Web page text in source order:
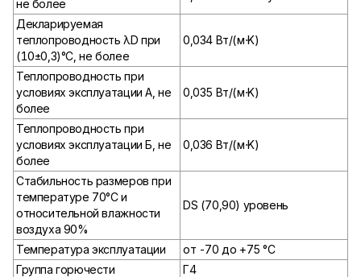
не более
Декларируемая
теплопроводность λD при
(10±0,3)°С, не более
0,034 Вт/(м⋅K)
Теплопроводность при
условиях эксплуатации А, не
более
0,035 Вт/(м⋅K)
Теплопроводность при
условиях эксплуатации Б, не
более
0,036 Вт/(м⋅K)
Стабильность размеров при
температуре 70°С и
относительной влажности
воздуха 90%
DS (70,90) уровень
Температура эксплуатации
от -70 до +75 °С
Группа горючести
Г4